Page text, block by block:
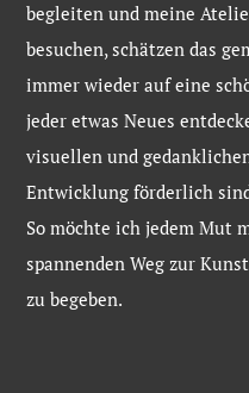
begleiten und meine
besuchen, schätzen das
immer wieder auf eine
jeder etwas Neues
visuellen und
Entwicklung förderlich
So möchte ich jedem Mut
spannenden Weg zur
zu begeben.